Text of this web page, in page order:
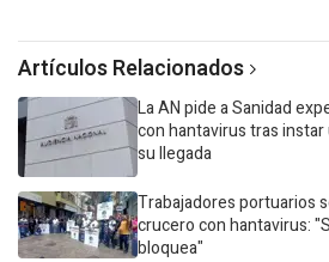
Artículos Relacionados
La AN pide a Sanidad
con hantavirus tras
su llegada
Trabajadores portuarios
crucero con hantavirus:
bloquea"